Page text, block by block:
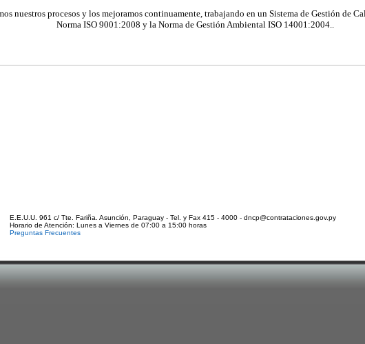
nuestros procesos y los mejoramos continuamente, trabajando en un Sistema de Gestión de
Norma ISO 9001:2008 y la Norma de Gestión Ambiental ISO 14001:2004..
E.E.U.U. 961 c/ Tte. Fariña. Asunción, Paraguay - Tel. y Fax 415 - 4000 - dncp@contrataciones.gov.py
Horario de Atención: Lunes a Viernes de 07:00 a 15:00 horas
Preguntas Frecuentes